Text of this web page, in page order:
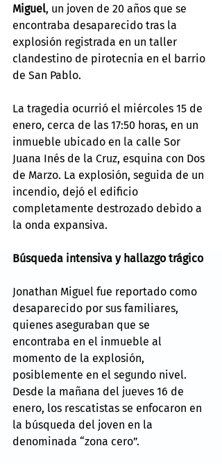
Miguel, un joven de 20 años que se
encontraba desaparecido tras la
explosión registrada en un taller
clandestino de pirotecnia en el barrio
de San Pablo.
La tragedia ocurrió el miércoles 15 de
enero, cerca de las 17:50 horas, en un
inmueble ubicado en la calle Sor
Juana Inés de la Cruz, esquina con Dos
de Marzo. La explosión, seguida de un
incendio, dejó el edificio
completamente destrozado debido a
la onda expansiva.
Búsqueda intensiva y hallazgo trágico
Jonathan Miguel fue reportado como
desaparecido por sus familiares,
quienes aseguraban que se
encontraba en el inmueble al
momento de la explosión,
posiblemente en el segundo nivel.
Desde la mañana del jueves 16 de
enero, los rescatistas se enfocaron en
la búsqueda del joven en la
denominada “zona cero”.